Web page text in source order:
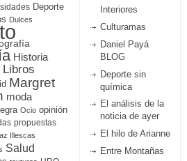
Deporte
Dulces
Historia
Libros
Margret
moda
Ocio opinión
propuestas
Illescas
Salud
Interiores
Culturamas
Daniel Payá
BLOG
Deporte sin
química
El análisis de la
noticia de ayer
El hilo de Arianne
Entre Montañas